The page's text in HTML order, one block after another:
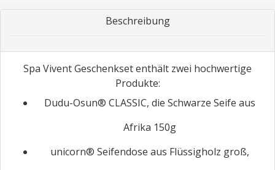
Beschreibung
Spa Vivent Geschenkset enthält zwei hochwertige
Produkte:
Dudu-Osun® CLASSIC, die Schwarze Seife aus
Afrika 150g
unicorn® Seifendose aus Flüssigholz groß,